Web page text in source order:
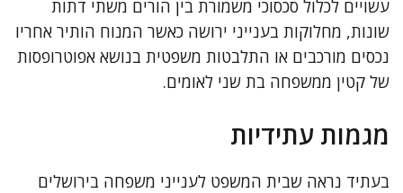
עשויים לכלול סכסוכי משמורת בין הורים משתי דתות
שונות, מחלוקות בענייני ירושה כאשר המנוח הותיר אחריו
נכסים מורכבים או התלבטות משפטית בנושא אפוטרופסות
של קטין ממשפחה בת שני לאומים.
מגמות עתידיות
בעתיד נראה שבית המשפט לענייני משפחה בירושלים